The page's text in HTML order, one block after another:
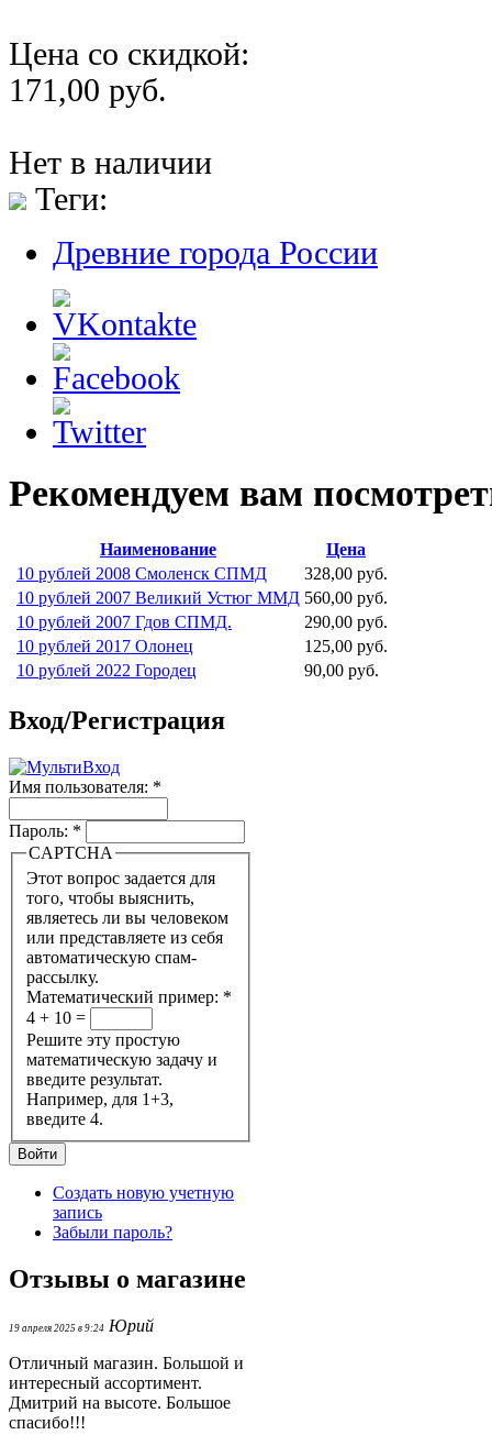
Цена со скидкой:
171,00 руб.
Нет в наличии
Теги:
Древние города России
Рекомендуем вам
Наименование
Цена
10 рублей 2008 Смоленск СПМД
328,00 руб.
10 рублей 2007 Великий Устюг ММД 560,00 руб.
10 рублей 2007 Гдов СПМД.
290,00 руб.
10 рублей 2017 Олонец
125,00 руб.
10 рублей 2022 Городец
90,00 руб.
Вход/Регистрация
Имя пользователя: *
Пароль: *
CAPTCHA
Этот вопрос задается для
того, чтобы выяснить,
являетесь ли вы человеком
или представляете из себя
автоматическую спам-
рассылку.
Математический пример: *
4 + 10 =
Решите эту простую
математическую задачу и
введите результат.
Например, для 1+3,
введите 4.
Создать новую учетную
запись
Забыли пароль?
Отзывы о магазине
19 апреля 2025 в 9:24 Юрий
Отличный магазин. Большой и
интересный ассортимент.
Дмитрий на высоте. Большое
спасибо!!!